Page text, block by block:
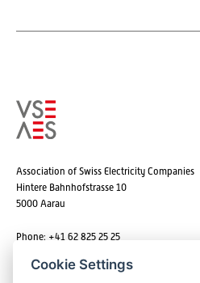
Association of Swiss Electricity Companies
Hintere Bahnhofstrasse 10
5000 Aarau
Phone: +41 62 825 25 25
Cookie Settings